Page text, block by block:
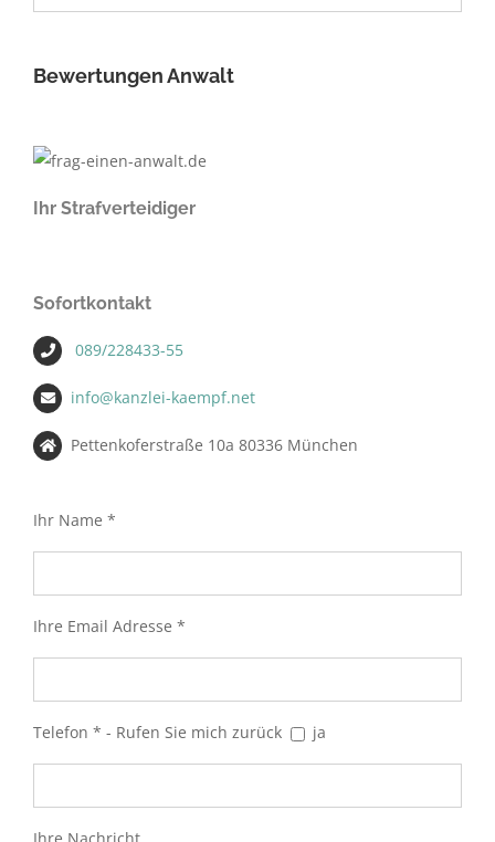
nach:
Bewertungen Anwalt
Ihr Strafverteidiger
Sofortkontakt
089/228433-55
info@kanzlei-kaempf.net
Pettenkoferstraße 10a 80336 München
Ihr Name *
Ihre Email Adresse *
Telefon * - Rufen Sie mich zurück ja